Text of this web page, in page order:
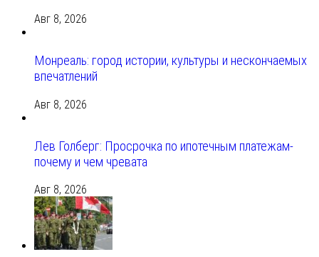
Авг 8, 2026
Монреаль: город истории, культуры и нескончаемых
впечатлений
Авг 8, 2026
Лев Голберг: Просрочка по ипотечным платежам-
почему и чем чревата
Авг 8, 2026